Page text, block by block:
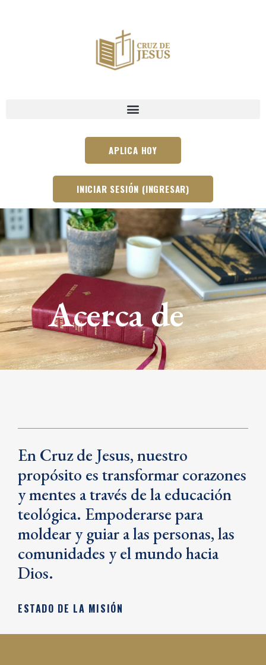
APLICA HOY
INICIAR SESIÓN (INGRESAR)
Acerca de
En Cruz de Jesus, nuestro
propósito es transformar corazones
y mentes a través de la educación
teológica. Empoderarse para
moldear y guiar a las personas, las
comunidades y el mundo hacia
Dios.
ESTADO DE LA MISIÓN